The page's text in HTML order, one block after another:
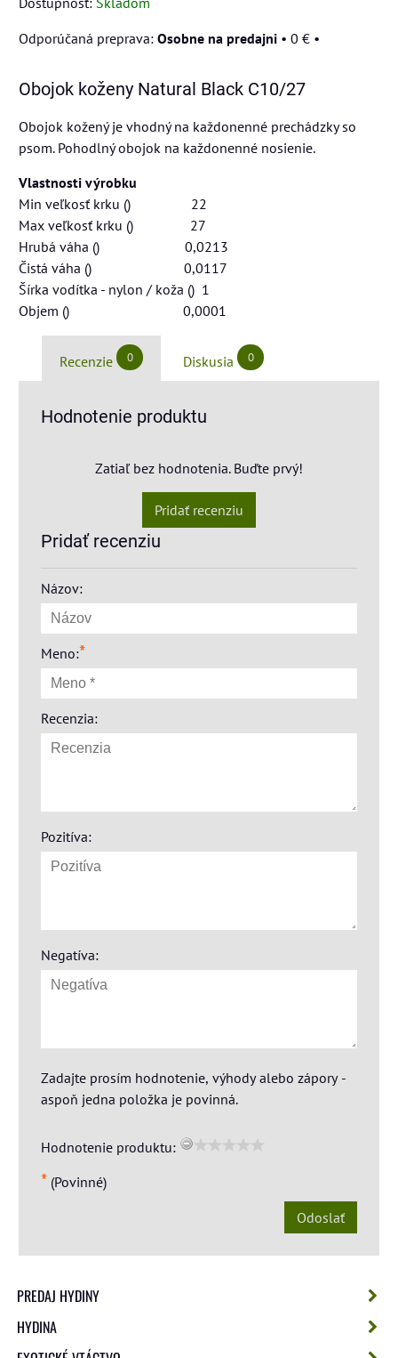
Osobne na predajni • 0 € •
Obojok koženy Natural Black C10/27
Obojok kožený je vhodný na každonenné prechádzky so
psom. Pohodlný obojok na každonenné nosienie.
Vlastnosti výrobku
Min veľkosť krku () 22
Max veľkosť krku () 27
Hrubá váha () 0,0213
Čistá váha () 0,0117
Šírka vodítka - nylon / koža () 1
Objem () 0,0001
Recenzie 0 Diskusia 0
Hodnotenie produktu
Zatiaľ bez hodnotenia. Buďte prvý!
Pridať recenziu
Pridať recenziu
Názov:
Meno:*
Recenzia:
Pozitíva:
Negatíva:
Zadajte prosím hodnotenie, výhody alebo zápory -
aspoň jedna položka je povinná.
Hodnotenie produktu:
* (Povinné)
Odoslať
PREDAJ HYDINY
HYDINA